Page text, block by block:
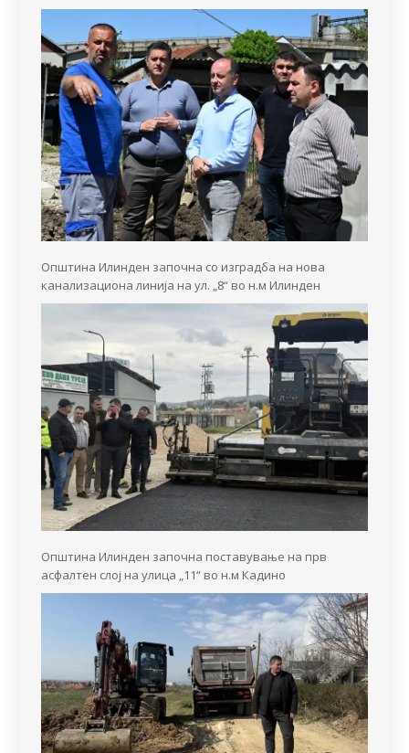
Општина Илинден започна со изградба на нова
канализациона линија на ул. „8“ во н.м Илинден
Општина Илинден започна поставување на прв
асфалтен слој на улица „11“ во н.м Кадино